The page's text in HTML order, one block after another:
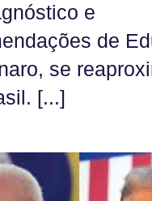
e
de
se
[...]